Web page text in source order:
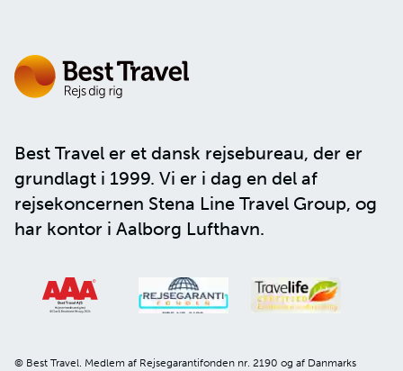
Best Travel er et dansk rejsebureau, der er
grundlagt i 1999. Vi er i dag en del af
rejsekoncernen Stena Line Travel Group, og
har kontor i Aalborg Lufthavn.
© Best Travel. Medlem af Rejsegarantifonden nr. 2190 og af Danmarks